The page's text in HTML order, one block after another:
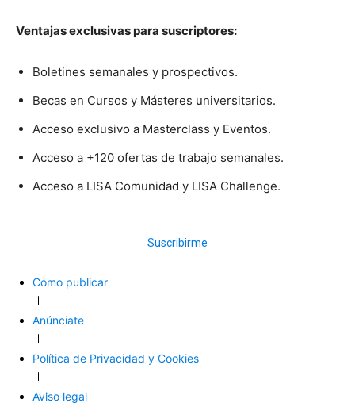
Ventajas exclusivas para suscriptores:
Boletines semanales y prospectivos.
Becas en Cursos y Másteres universitarios.
Acceso exclusivo a Masterclass y Eventos.
Acceso a +120 ofertas de trabajo semanales.
Acceso a LISA Comunidad y LISA Challenge.
Suscribirme
Cómo publicar
Anúnciate
Política de Privacidad y Cookies
Aviso legal